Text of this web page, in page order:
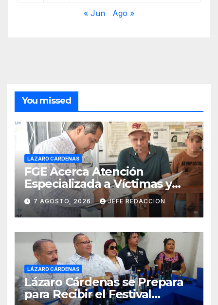
« Jun Ago »
You missed
LÁZARO CÁRDENAS
FGE Acerca Atención
Especializada a Víctimas y
Ciudadanía de Coalcomán
7 AGOSTO, 2026 JEFE REDACCION
LÁZARO CÁRDENAS
Lázaro Cárdenas se Prepara
para Recibir el Festival